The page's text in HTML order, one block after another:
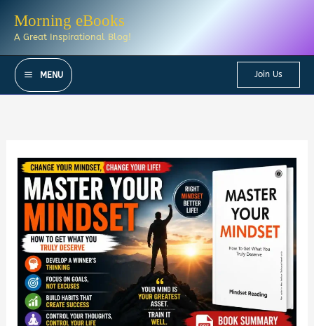
Morning eBooks
A Great Inspirational Blog!
MENU Join Us